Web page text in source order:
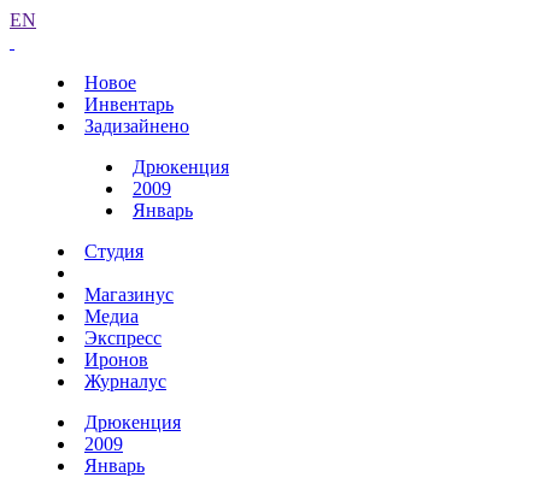
EN
Новое
Инвентарь
Задизайнено
Дрюкенция
2009
Январь
Студия
Магазинус
Медиа
Экспресс
Иронов
Журналус
Дрюкенция
2009
Январь